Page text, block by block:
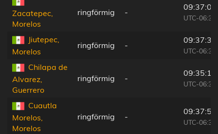
Zacatepec,
Morelos
ringförmig -
09:37:09
UTC-06:36
Jiutepec,
Morelos
ringförmig -
09:37:37
UTC-06:36
Chilapa de
Alvarez,
Guerrero
ringförmig -
09:35:12
UTC-06:36
Cuautla
Morelos,
Morelos
ringförmig -
09:37:57
UTC-06:36